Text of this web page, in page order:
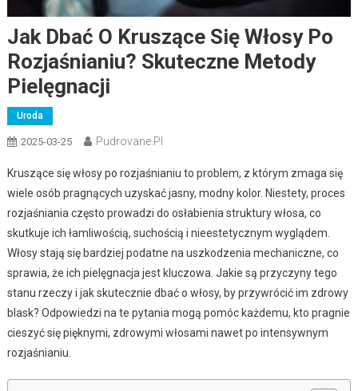
Jak Dbać O Kruszące Się Włosy Po
Rozjaśnianiu? Skuteczne Metody
Pielęgnacji
Uroda
2025-03-25 Pudrovane.pl
Kruszące się włosy po rozjaśnianiu to problem, z którym zmaga się
wiele osób pragnących uzyskać jasny, modny kolor. Niestety, proces
rozjaśniania często prowadzi do osłabienia struktury włosa, co
skutkuje ich łamliwością, suchością i nieestetycznym wyglądem.
Włosy stają się bardziej podatne na uszkodzenia mechaniczne, co
sprawia, że ich pielęgnacja jest kluczowa. Jakie są przyczyny tego
stanu rzeczy i jak skutecznie dbać o włosy, by przywrócić im zdrowy
blask? Odpowiedzi na te pytania mogą pomóc każdemu, kto pragnie
cieszyć się pięknymi, zdrowymi włosami nawet po intensywnym
rozjaśnianiu.